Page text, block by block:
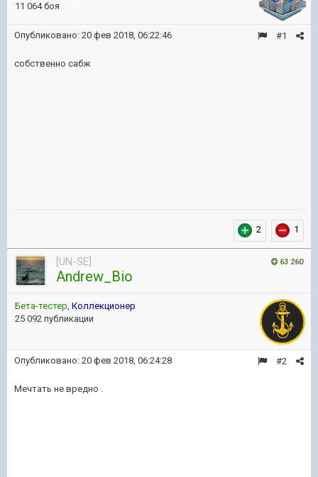
11 064 боя
#1
Опубликовано: 20 фев 2018, 06:22:46
собственно сабж
2 1
63 260
[UN-SE]
Andrew_Bio
Бета-тестер, Коллекционер
25 092 публикации
#2
Опубликовано: 20 фев 2018, 06:24:28
Мечтать не вредно .